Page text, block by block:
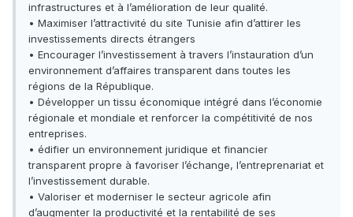
infrastructures et à l’amélioration de leur qualité.
• Maximiser l’attractivité du site Tunisie afin d’attirer les
investissements directs étrangers
• Encourager l’investissement à travers l’instauration d’un
environnement d’affaires transparent dans toutes les
régions de la République.
• Développer un tissu économique intégré dans l’économie
régionale et mondiale et renforcer la compétitivité de nos
entreprises.
• édifier un environnement juridique et financier
transparent propre à favoriser l’échange, l’entreprenariat et
l’investissement durable.
• Valoriser et moderniser le secteur agricole afin
d’augmenter la productivité et la rentabilité de ses